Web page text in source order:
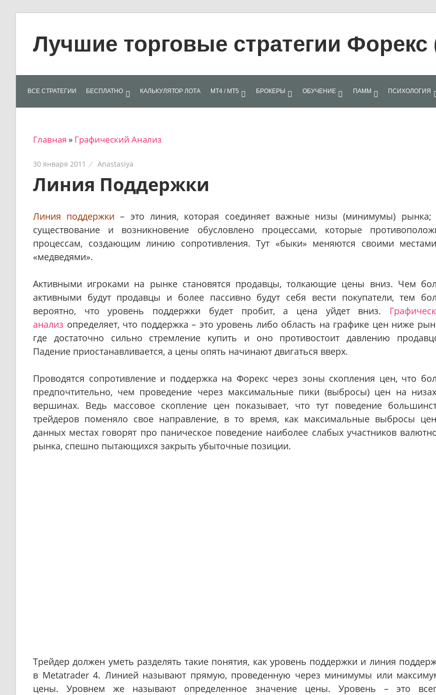
contentЛучшие торговые стратегии Форекс
для
рынках:
сигналы,
новости…
ВСЕ СТРАТЕГИИ БЕСПЛАТНО КАЛЬКУЛЯТОР ЛОТА МТ4 / МТ5 БРОКЕРЫ ОБУЧЕНИЕ ПАММ ПСИХОЛОГИЯ
Главная » Графический Анализ
30 января 2011 Anastasiya
Линия Поддержки
Линия поддержки – это линия, которая соединяет важные низы (минимумы) рынка;
существование и возникновение обусловлено процессами, которые
процессам, создающим линию сопротивления. Тут «быки» меняются своими
«медведями».
Активными игроками на рынке становятся продавцы, толкающие цены вниз. Чем
активными будут продавцы и более пассивно будут себя вести покупатели, тем
вероятно, что уровень поддержки будет пробит, а цена уйдет вниз.
анализ определяет, что поддержка – это уровень либо область на графике цен ниже
где достаточно сильно стремление купить и оно противостоит давлению
Падение приостанавливается, а цены опять начинают двигаться вверх.
Проводятся сопротивление и поддержка на Форекс через зоны скопления цен, что
предпочтительно, чем проведение через максимальные пики (выбросы) цен на
вершинах. Ведь массовое скопление цен показывает, что тут поведение
трейдеров поменяло свое направление, в то время, как максимальные выбросы
данных местах говорят про паническое поведение наиболее слабых участников
рынка, спешно пытающихся закрыть убыточные позиции.
Трейдер должен уметь разделять такие понятия, как уровень поддержки и линия
в Metatrader 4. Линией называют прямую, проведенную через минимумы или
цены. Уровнем же называют определенное значение цены. Уровень – это